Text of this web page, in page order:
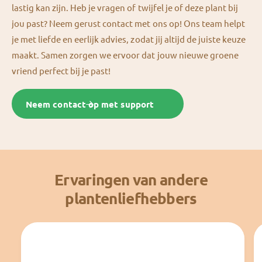
lastig kan zijn. Heb je vragen of twijfel je of deze plant bij
jou past? Neem gerust contact met ons op! Ons team helpt
je met liefde en eerlijk advies, zodat jij altijd de juiste keuze
maakt. Samen zorgen we ervoor dat jouw nieuwe groene
vriend perfect bij je past!
Neem contact op met support
Ervaringen van andere
plantenliefhebbers